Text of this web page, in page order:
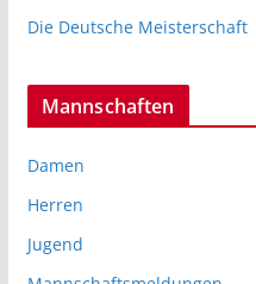
Die Deutsche Meisterschaft
Mannschaften
Damen
Herren
Jugend